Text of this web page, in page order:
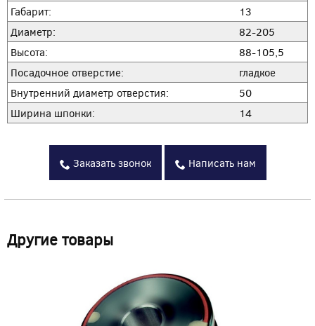
Габарит:
13
Диаметр:
82-205
Высота:
88-105,5
Посадочное отверстие:
гладкое
Внутренний диаметр отверстия:
50
Ширина шпонки:
14
Заказать звонок Написать нам
Другие товары